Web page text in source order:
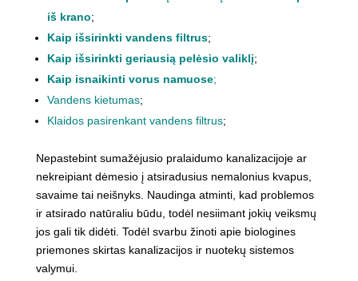
iš krano;
Kaip išsirinkti vandens filtrus;
Kaip išsirinkti geriausią pelėsio valiklį;
Kaip isnaikinti vorus namuose;
Vandens kietumas;
Klaidos pasirenkant vandens filtrus;
Nepastebint sumažėjusio pralaidumo kanalizacijoje ar
nekreipiant dėmesio į atsiradusius nemalonius kvapus,
savaime tai neišnyks. Naudinga atminti, kad problemos
ir atsirado natūraliu būdu, todėl nesiimant jokių veiksmų
jos gali tik didėti. Todėl svarbu žinoti apie biologines
priemones skirtas kanalizacijos ir nuotekų sistemos
valymui.